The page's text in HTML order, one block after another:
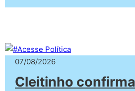
07/08/2026
Cleitinho confirma